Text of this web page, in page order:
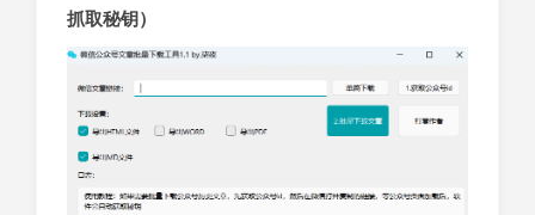
抓取秘钥）